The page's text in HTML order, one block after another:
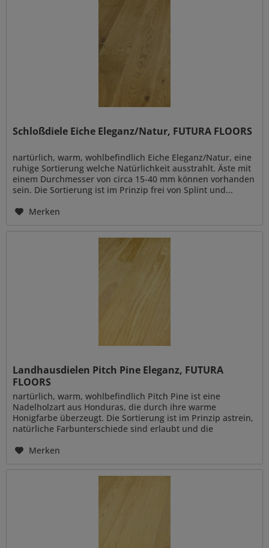
Schloßdiele Eiche Eleganz/Natur, FUTURA FLOORS
nartürlich, warm, wohlbefindlich Eiche Eleganz/Natur, eine
ruhige Sortierung welche Natürlichkeit ausstrahlt. Äste mit
einem Durchmesser von circa 15-40 mm können vorhanden
sein. Die Sortierung ist im Prinzip frei von Splint und...
Merken
Landhausdielen Pitch Pine Eleganz, FUTURA
FLOORS
nartürlich, warm, wohlbefindlich Pitch Pine ist eine
Nadelholzart aus Honduras, die durch ihre warme
Honigfarbe überzeugt. Die Sortierung ist im Prinzip astrein,
natürliche Farbunterschiede sind erlaubt und die
Merken